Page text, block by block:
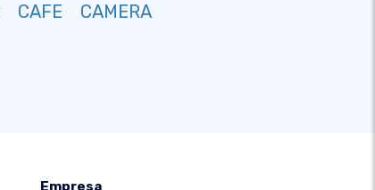
CAFE CAMERA
Empresa